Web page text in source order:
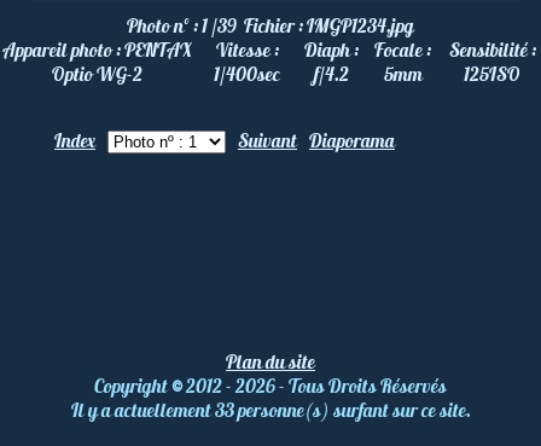
Photo nº :1 /39 Fichier :IMGP1234.jpg
Appareil photo :PENTAX
Optio WG-2
Vitesse :
1/400sec
Diaph :
f/4.2
Focale :
5mm
Sensibilité :
125ISO
Index Suivant Diaporama
Plan du site
Copyright©2012 - 2026 - Tous Droits Réservés
Il y a actuellement 33 personne(s) surfant sur ce site.